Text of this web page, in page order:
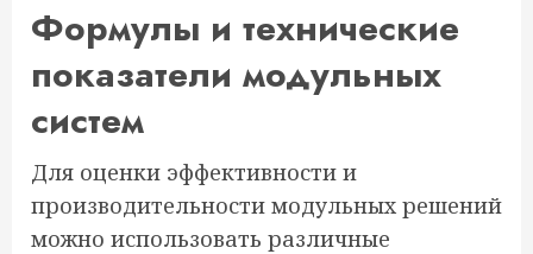
Формулы и технические
показатели модульных
систем
Для оценки эффективности и
производительности модульных решений
можно использовать различные